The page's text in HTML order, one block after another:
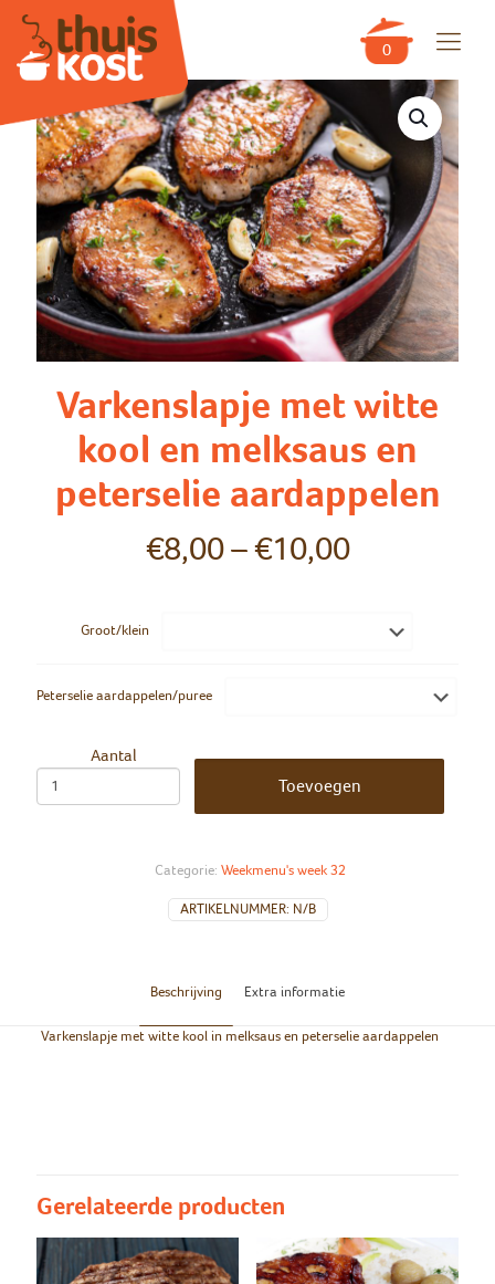
0
Varkenslapje met witte
kool en melksaus en
peterselie aardappelen
€8,00–€10,00
Groot/klein
Peterselie aardappelen/puree
Aantal
Toevoegen
ARTIKELNUMMER: N/B
Categorie: Weekmenu's week 32
Beschrijving Extra informatie
Varkenslapje met witte kool in melksaus en peterselie aardappelen
Gerelateerde producten